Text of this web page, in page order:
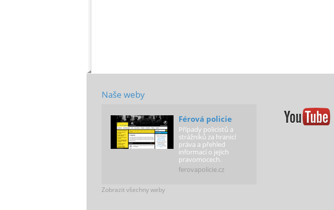
Naše weby
Férová policie
Případy policistů a
strážníků za hranicí
práva a přehled
informací o jejich
pravomocech.
ferovapolicie.cz
Zobrazit všechny weby